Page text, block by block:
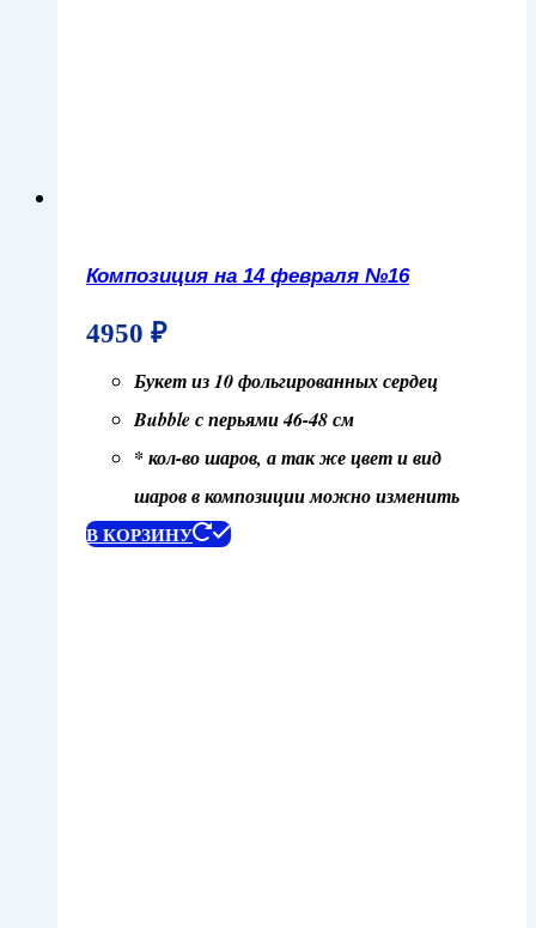
Композиция на 14 февраля №16
4950 ₽
Букет из 10 фольгированных сердец
Bubble с перьями 46-48 см
* кол-во шаров, а так же цвет и вид
шаров в композиции можно изменить
В КОРЗИНУ